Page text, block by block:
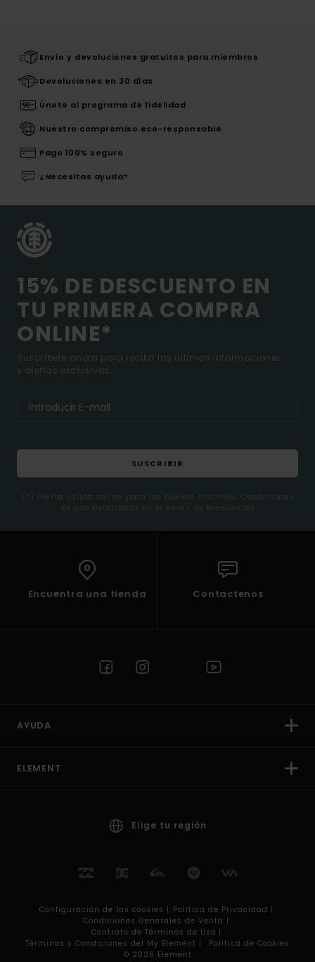
Envío y devoluciones gratuitos para miembros
Devoluciones en 30 días
Únete al programa de fidelidad
Nuestro compromiso eco-responsable
Pago 100% seguro
¿Necesitas ayuda?
15% DE DESCUENTO EN
TU PRIMERA COMPRA
ONLINE*
Suscríbete ahora para recibir las ultimas informaciones
y ofertas exclusivas.
SUSCRIBIR
(*) Oferta valida online para los nuevos inscritos. Condiciones
de uso detalladas en el email de bienvenida
Encuentra una tienda Contactenos
AYUDA
ELEMENT
Elige tu región
Configuración de las cookies | Política de Privacidad |
Condiciones Generales de Venta |
Contrato de Términos de Uso |
Términos y Condiciones del My Element |
Política de Cookies
© 2026 Element